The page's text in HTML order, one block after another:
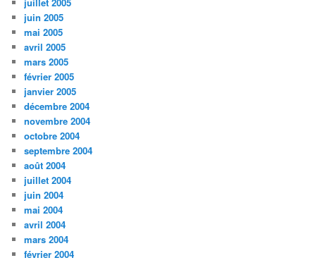
juillet 2005
juin 2005
mai 2005
avril 2005
mars 2005
février 2005
janvier 2005
décembre 2004
novembre 2004
octobre 2004
septembre 2004
août 2004
juillet 2004
juin 2004
mai 2004
avril 2004
mars 2004
février 2004